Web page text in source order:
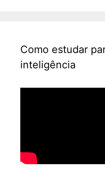
Como estudar
inteligência